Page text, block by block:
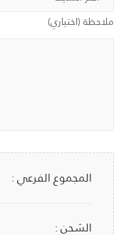
ملاحظة (اختياري)
المجموع الفرعي :
الشحن :